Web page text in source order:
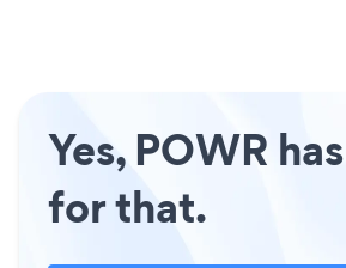
Yes, POWR
for that.